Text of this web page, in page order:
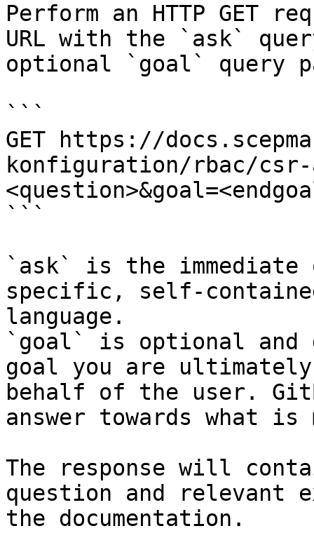
Perform an HTTP GET
URL with the `ask`
optional `goal` query
```
GET https://
konfiguration/rbac/csr-
```
`ask` is the
specific, self-
language.
`goal` is optional and
goal you are
behalf of the user.
answer towards what
The response will
question and relevant
the documentation.